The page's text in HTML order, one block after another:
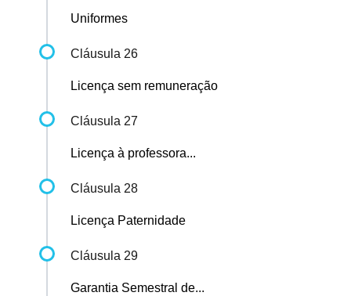
Uniformes
Cláusula 26
Licença sem remuneração
Cláusula 27
Licença à professora...
Cláusula 28
Licença Paternidade
Cláusula 29
Garantia Semestral de...